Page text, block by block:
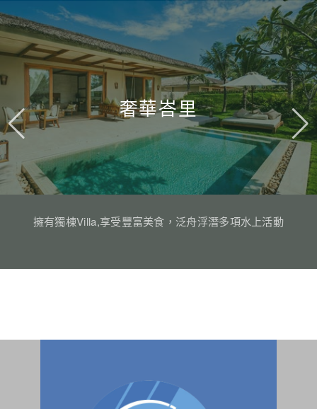
奢華峇里
擁有獨棟Villa,享受豐富美食，泛舟浮潛多項水上活動